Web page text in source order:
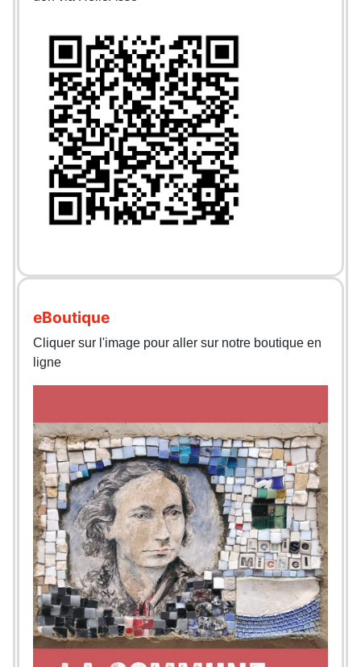
eBoutique
Cliquer sur l'image pour aller sur notre boutique en
ligne